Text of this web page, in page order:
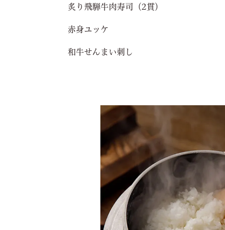
炙り飛騨牛肉寿司（2貫）
赤身ユッケ
和牛せんまい刺し